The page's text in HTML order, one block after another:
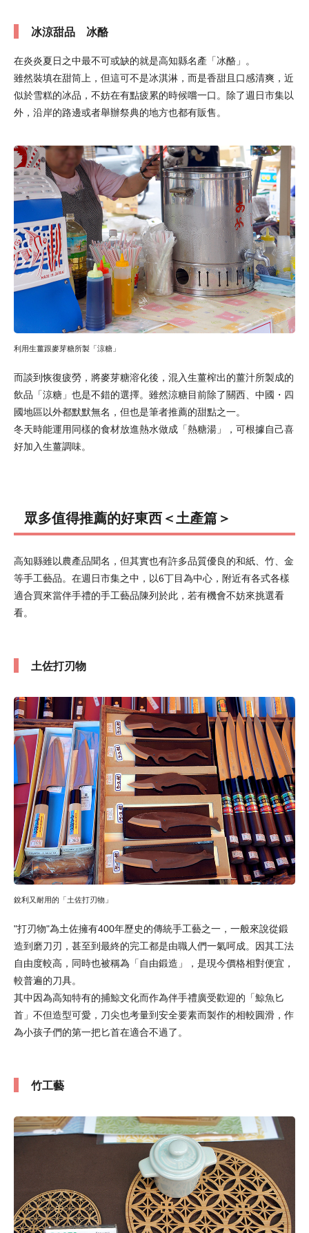
冰涼甜品 冰酪
在炎炎夏日之中最不可或缺的就是高知縣名產「冰酪」。
雖然裝填在甜筒上，但這可不是冰淇淋，而是香甜且口感清爽，近
似於雪糕的冰品，不妨在有點疲累的時候嚐一口。除了週日市集以
外，沿岸的路邊或者舉辦祭典的地方也都有販售。
利用生薑跟麥芽糖所製「涼糖」
而談到恢復疲勞，將麥芽糖溶化後，混入生薑榨出的薑汁所製成的
飲品「涼糖」也是不錯的選擇。雖然涼糖目前除了關西、中國・四
國地區以外都默默無名，但也是筆者推薦的甜點之一。
冬天時能運用同樣的食材放進熱水做成「熱糖湯」，可根據自己喜
好加入生薑調味。
眾多值得推薦的好東西＜土產篇＞
高知縣雖以農產品聞名，但其實也有許多品質優良的和紙、竹、金
等手工藝品。在週日市集之中，以6丁目為中心，附近有各式各樣
適合買來當伴手禮的手工藝品陳列於此，若有機會不妨來挑選看
看。
土佐打刃物
銳利又耐用的「土佐打刃物」
"打刃物"為土佐擁有400年歷史的傳統手工藝之一，一般來說從鍛
造到磨刀刃，甚至到最終的完工都是由職人們一氣呵成。因其工法
自由度較高，同時也被稱為「自由鍛造」，是現今價格相對便宜，
較普遍的刀具。
其中因為高知特有的捕鯨文化而作為伴手禮廣受歡迎的「鯨魚匕
首」不但造型可愛，刀尖也考量到安全要素而製作的相較圓滑，作
為小孩子們的第一把匕首在適合不過了。
竹工藝